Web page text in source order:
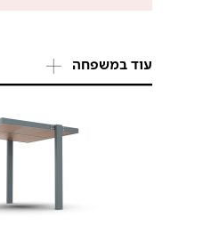
עוד במשפחה